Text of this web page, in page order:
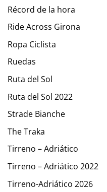
Récord de la hora
Ride Across Girona
Ropa Ciclista
Ruedas
Ruta del Sol
Ruta del Sol 2022
Strade Bianche
The Traka
Tirreno – Adriático
Tirreno – Adriático 2022
Tirreno-Adriático 2026